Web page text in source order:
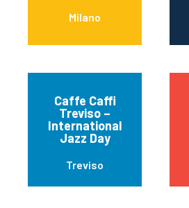
Milano
Caffe Caffi
Treviso –
International
Jazz Day
Treviso